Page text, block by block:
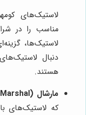
لاستیک‌های
مناسب را در
لاستیک‌ها،
دنبال
هستند.
مارشال (Marshal):
که لاستیک‌های